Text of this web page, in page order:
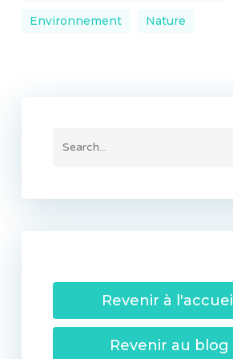
Environnement Nature
Revenir à l'accueil
Revenir au blog